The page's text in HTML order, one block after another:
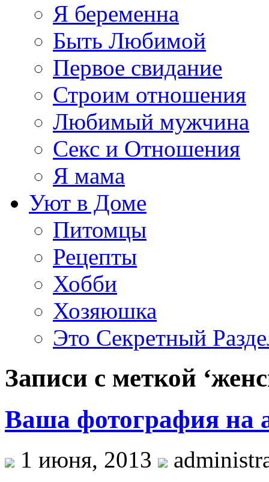
Я беременна
Быть Любимой
Первое свидание
Строим отношения
Любимый мужчина
Секс и Отношения
Я мама
Уют в Доме
Питомцы
Рецепты
Хобби
Хозяюшка
Это Секретный
Записи с меткой
Ваша фотография на
1 июня, 2013